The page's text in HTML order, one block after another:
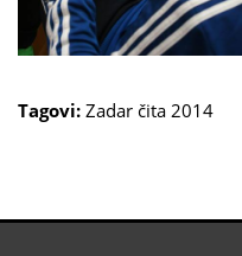
Tagovi: Zadar čita 2014